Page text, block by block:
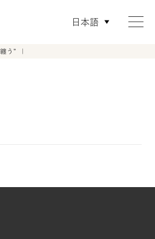
日本語
う”